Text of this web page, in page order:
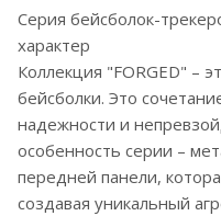
Серия бейсболок-
характер
Коллекция "FORGED" –
бейсболки. Это
надежности и
особенность серии –
передней панели,
создавая уникальный